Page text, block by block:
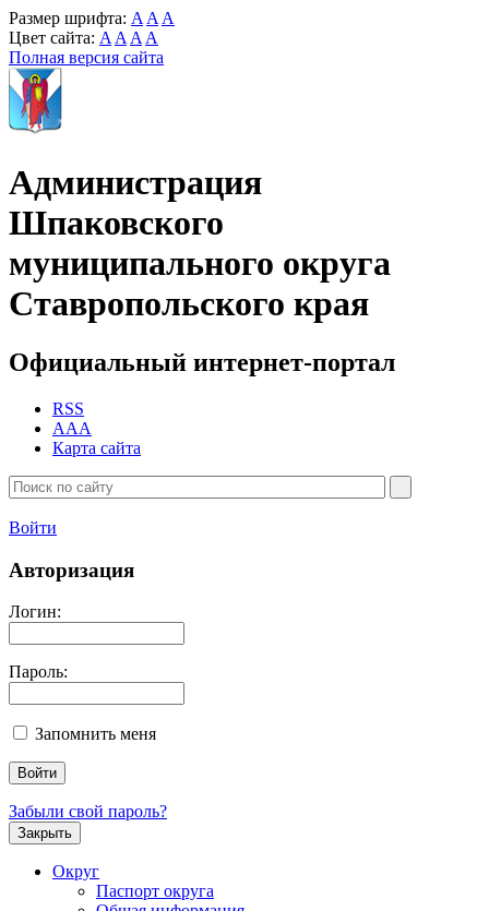
Размер шрифта: A A A
Цвет сайта: A A A A
Полная версия сайта
Администрация
Шпаковского
муниципального округа
Ставропольского края
Официальный интернет-портал
RSS
AAA
Карта сайта
Войти
Авторизация
Логин:
Пароль:
Запомнить меня
Забыли свой пароль?
Закрыть
Округ
Паспорт округа